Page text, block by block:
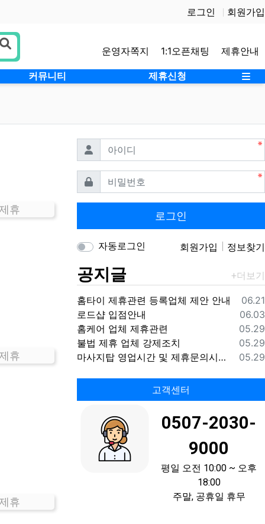
로그인 회원가입
운영자쪽지 1:1오픈채팅 제휴안내
커뮤니티 제휴신청 사
휴
휴
휴
아이디 필수
비밀번호필수
로그인
자동로그인 회원가입 정보찾기
공지글
등록
06.21
홈타이 제휴관련 등록업체 제안 안내
등록
06.03
로드샵 입점안내
등록
05.29
홈케어 업체 제휴관련
등록
05.29
불법 제휴 업체 강제조치
등록
05.29
마사지탑 영업시간 및 제휴문의시간 안내
고객센터
0507-2030-
9000
평일 오전 10:00 ~ 오후
18:00
주말, 공휴일 휴무